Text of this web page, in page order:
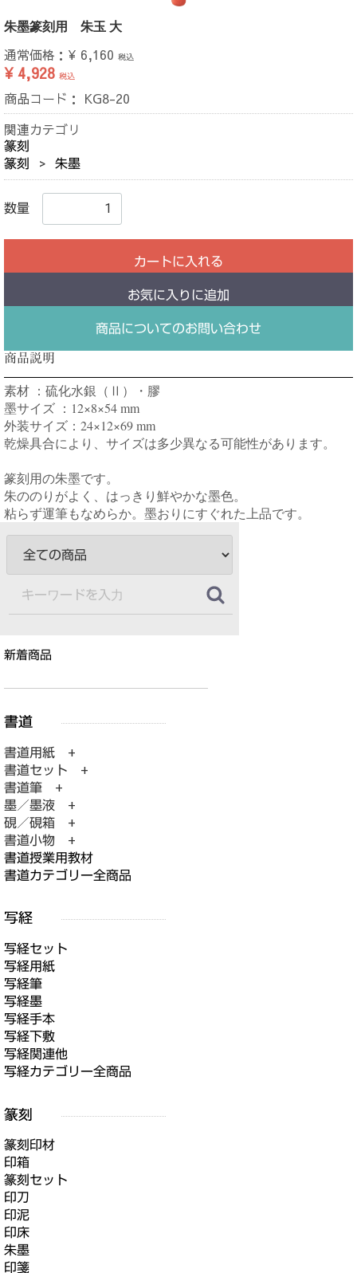
朱墨篆刻用 朱玉 大
通常価格： ¥ 6,160 税込
¥ 4,928 税込
商品コード： KG8-20
関連カテゴリ
篆刻
篆刻
朱墨
数量
カートに入れる
お気に入りに追加
商品についてのお問い合わせ
商品説明
素材 ：硫化水銀（Ⅱ）・膠
墨サイズ ：12×8×54 mm
外装サイズ：24×12×69 mm
乾燥具合により、サイズは多少異なる可能性があります。
篆刻用の朱墨です。
朱ののりがよく、はっきり鮮やかな墨色。
粘らず運筆もなめらか。墨おりにすぐれた上品です。
新着商品
書道用紙 +
書道セット +
書道筆 +
墨／墨液 +
硯／硯箱 +
書道小物 +
書道授業用教材
書道カテゴリー全商品
写経セット
写経用紙
写経筆
写経墨
写経手本
写経下敷
写経関連他
写経カテゴリー全商品
篆刻印材
印箱
篆刻セット
印刀
印泥
印床
朱墨
印箋